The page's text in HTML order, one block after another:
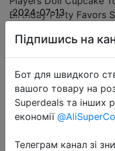
2024-07-13
Soccer Field
Topper Kids
Party Favors
Підпишись на
Бот для швидкого
вашого товару на
Superdeals та інших
економії
Телеграм канал зі